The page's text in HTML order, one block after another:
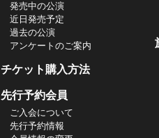
発売中の公演
近日発売予定
過去の公演
アンケートのご案内
チケット購入方法
先行予約会員
ご入会について
先行予約情報